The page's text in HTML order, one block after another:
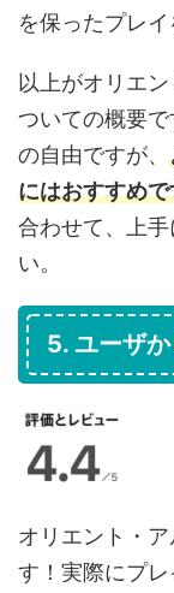
を保ったプレイ
以上がオリエ
ついての概要
の自由ですが、
にはおすすめで
合わせて、上
い。
5. ユーザ
オリエント・
す！実際にプ